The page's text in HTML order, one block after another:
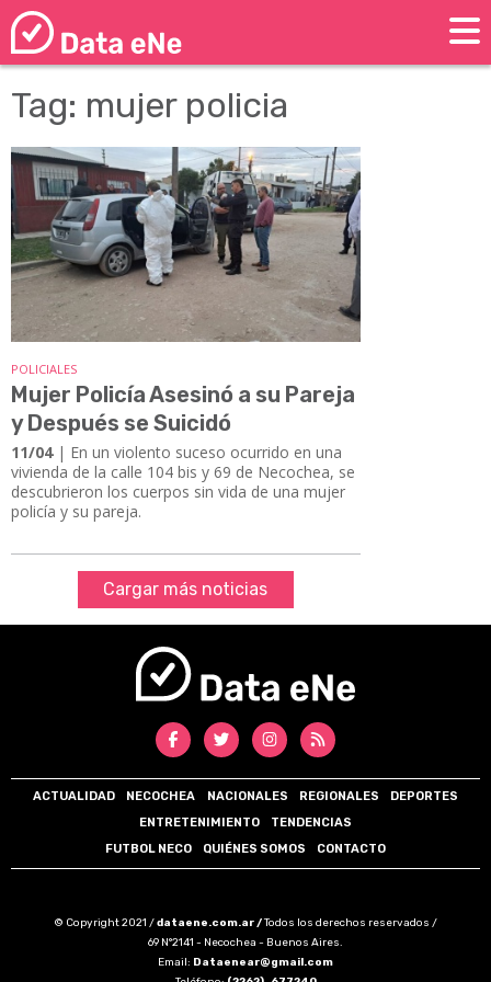
Tag: mujer policia
POLICIALES
Mujer Policía Asesinó a su Pareja
y Después se Suicidó
11/04| En un violento suceso ocurrido en una
vivienda de la calle 104 bis y 69 de Necochea, se
descubrieron los cuerpos sin vida de una mujer
policía y su pareja.
Cargar más noticias
ACTUALIDAD NECOCHEA NACIONALES REGIONALES
DEPORTES
ENTRETENIMIENTO
TENDENCIAS
FUTBOL NECO
QUIÉNES SOMOS CONTACTO
© Copyright 2021 /dataene.com.ar /Todos los derechos reservados /
69 N°2141 - Necochea - Buenos Aires.
Email: Dataenear@gmail.com